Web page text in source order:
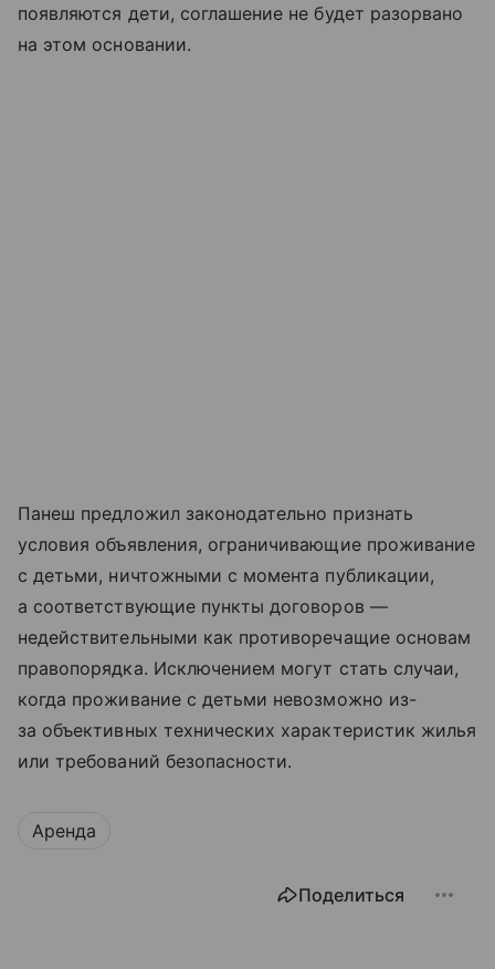
появляются дети, соглашение не будет разорвано
на этом основании.
Панеш предложил законодательно признать
условия объявления, ограничивающие проживание
с детьми, ничтожными с момента публикации,
а соответствующие пункты договоров —
недействительными как противоречащие основам
правопорядка. Исключением могут стать случаи,
когда проживание с детьми невозможно из-
за объективных технических характеристик жилья
или требований безопасности.
Аренда
Поделиться